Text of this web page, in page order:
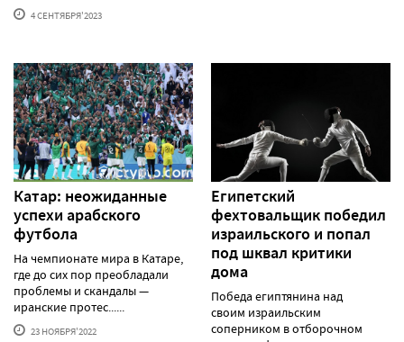
4 СЕНТЯБРЯ'2023
Катар: неожиданные
успехи арабского
футбола
На чемпионате мира в Катаре,
где до сих пор преобладали
проблемы и скандалы —
иранские протес......
23 НОЯБРЯ'2022
Египетский
фехтовальщик победил
израильского и попал
под шквал критики
дома
Победа египтянина над
своим израильским
соперником в отборочном